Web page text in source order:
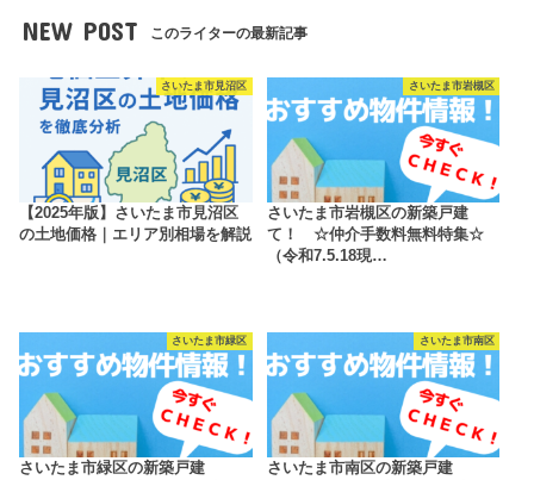
NEW POST このライターの最新記事
さいたま市見沼区
【2025年版】さいたま市見沼区
の土地価格｜エリア別相場を解説
さいたま市岩槻区
さいたま市岩槻区の新築戸建
て！ ☆仲介手数料無料特集☆
（令和7.5.18現…
さいたま市緑区
さいたま市緑区の新築戸建
さいたま市南区
さいたま市南区の新築戸建